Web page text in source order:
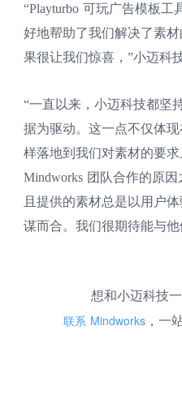
“Playturbo 可玩广告模板
好地帮助了我们解决了素
果很让我们惊喜，”小迈科
“一直以来，小迈科技都坚
据为驱动。这一点不仅体
样落地到我们对素材的要
Mindworks 团队合作的原
且提供的素材总是以用户
谋而合。我们很期待能与
想和小迈科技
联系 Mindworks， 一